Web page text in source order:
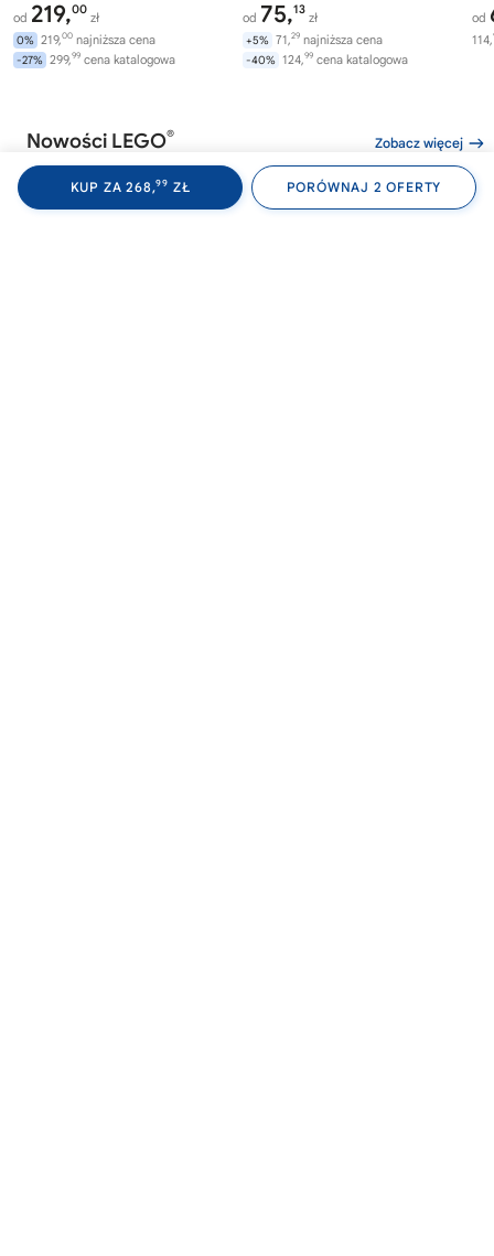
KUP ZA 268,99 ZŁ PORÓWNAJ 2 OFERTY
od 219,00
zł
0% 219,00 najniższa cena
-27% 299,99 cena katalogowa
od 75,13
zł
+5% 71,29 najniższa cena
-40% 124,99 cena katalogowa
od
114,
Nowości LEGO® Zobacz więcej